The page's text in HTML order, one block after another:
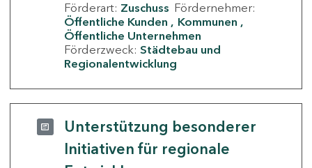
Förderart: Zuschuss Fördernehmer:
Öffentliche Kunden
Kommunen
Öffentliche Unternehmen
Förderzweck: Städtebau und
Regionalentwicklung
Unterstützung besonderer
Initiativen für regionale